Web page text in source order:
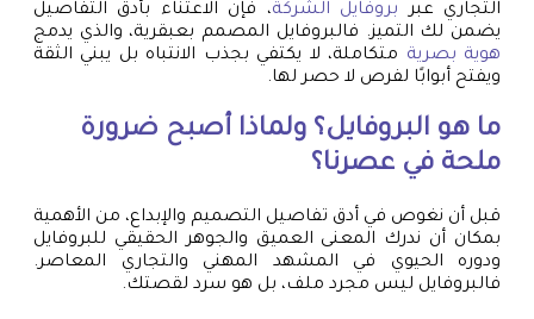
التجاري عبر بروفايل الشركة، فإن الاعتناء بأدق التفاصيل
يضمن لك التميز. فالبروفايل المصمم بعبقرية، والذي يدمج
هوية بصرية متكاملة، لا يكتفي بجذب الانتباه بل يبني الثقة
ويفتح أبوابًا لفرص لا حصر لها.
ما هو البروفايل؟ ولماذا أصبح ضرورة
ملحة في عصرنا؟
قبل أن نغوص في أدق تفاصيل التصميم والإبداع، من الأهمية
بمكان أن ندرك المعنى العميق والجوهر الحقيقي للبروفايل
ودوره الحيوي في المشهد المهني والتجاري المعاصر.
فالبروفايل ليس مجرد ملف، بل هو سرد لقصتك.